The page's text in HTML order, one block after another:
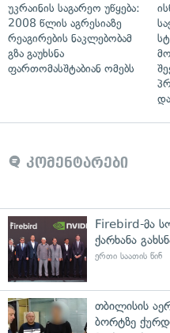
უკრაინის საგარეო უწყება:
2008 წლის აგრესიაზე
რეაგირების ნაკლებობამ
გზა გაუხსნა
ფართომასშტაბიან ომებს
კომენტარები
Firebird-მა
ქარხანა
ერთი საათის წინ
თბილისის
ბორტზე